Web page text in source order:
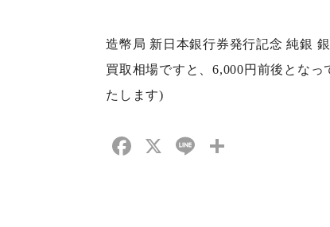
造幣局 新日本銀行券発行記念 純銀
買取相場ですと、6,000円前後とな
たします)
Facebook
X Line